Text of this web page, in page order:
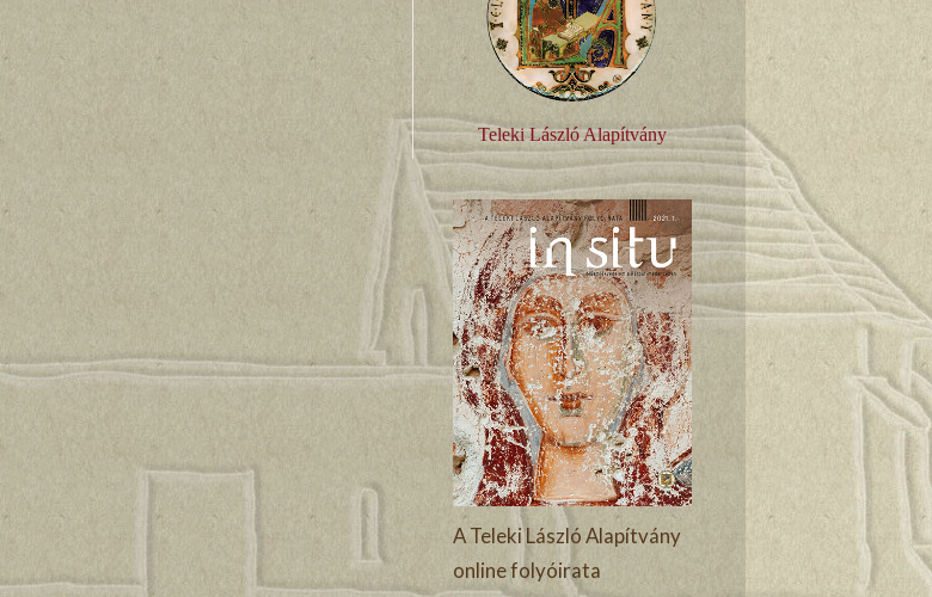
Teleki László Alapítvány
A Teleki László Alapítvány
online folyóirata